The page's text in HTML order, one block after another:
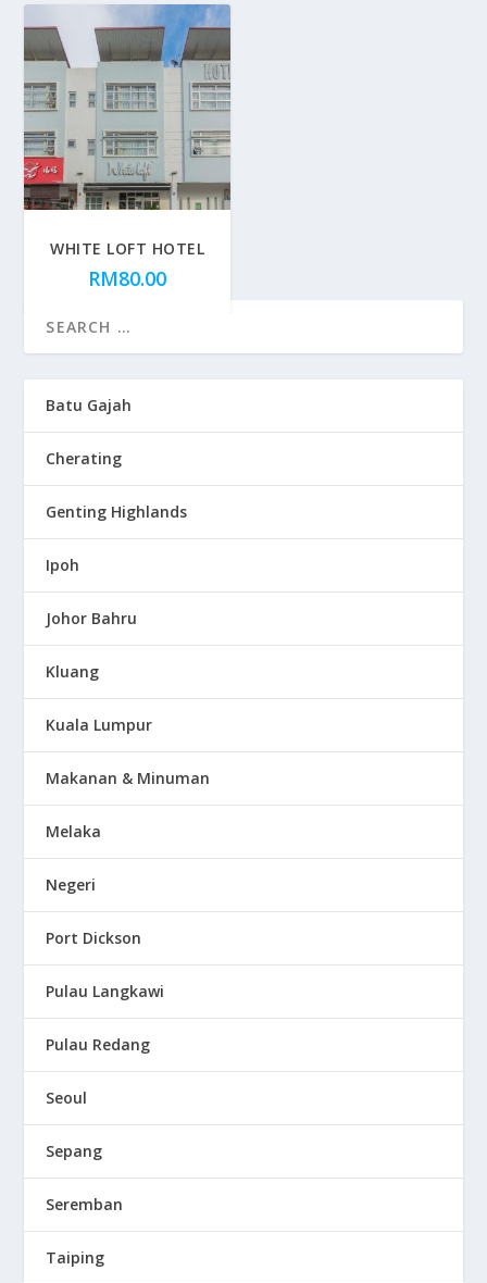
WHITE LOFT HOTEL
RM80.00
Batu Gajah
Cherating
Genting Highlands
Ipoh
Johor Bahru
Kluang
Kuala Lumpur
Makanan & Minuman
Melaka
Negeri
Port Dickson
Pulau Langkawi
Pulau Redang
Seoul
Sepang
Seremban
Taiping